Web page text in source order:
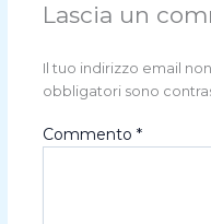
Lascia un
Il tuo indirizzo email
obbligatori sono
Commento *